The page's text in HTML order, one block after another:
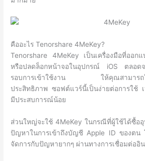
คืออะไร Tenorshare 4MeKey?
Tenorshare 4MeKey เป็นเครื่องมือที่ออก
หรือปลดล็อกหน้าจอในอุปกรณ์ iOS ตลอดจ
รอบการเข้าใช้งาน ให้คุณสามารถใช้
ประสิทธิภาพ ซอฟต์แวร์นี้เป็นง่ายต่อการใช้
มีประสบการณ์น้อย
ส่วนใหญ่จะใช้ 4MeKey ในกรณีที่ผู้ใช้ได้ซื้อ
ปัญหาในการเข้าถึงบัญชี Apple ID ของตน
จัดการกับปัญหายากๆ ผ่านทางการเชื่อมต่ออิ